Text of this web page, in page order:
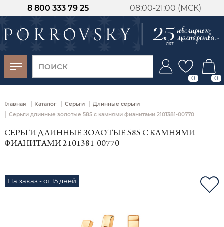
08:00-21:00 (МСК)
8 800 333 79 25
0 0
Главная | Каталог | Серьги | Длинные серьги
| Серьги длинные золотые 585 с камнями фианитами 2101381-00770
СЕРЬГИ ДЛИННЫЕ ЗОЛОТЫЕ 585 С КАМНЯМИ
ФИАНИТАМИ 2101381-00770
На заказ - от 15 дней
-30%
от 15 дней с
момента оплаты